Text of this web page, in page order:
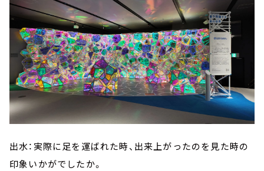
出水：実際に足を運ばれた時、出来上がったのを見た時の
印象いかがでしたか。